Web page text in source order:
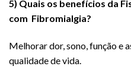
5) Quais os benefícios da
com Fibromialgia?
Melhorar dor, sono, função e
qualidade de vida.